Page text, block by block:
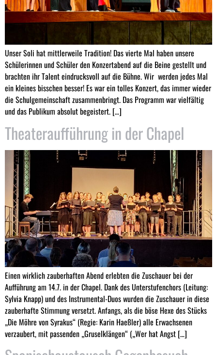
Unser Soli hat mittlerweile Tradition! Das vierte Mal haben unsere
Schülerinnen und Schüler den Konzertabend auf die Beine gestellt und
brachten ihr Talent eindrucksvoll auf die Bühne. Wir werden jedes Mal
ein kleines bisschen besser! Es war ein tolles Konzert, das immer wieder
die Schulgemeinschaft zusammenbringt. Das Programm war vielfältig
und das Publikum absolut begeistert. […]
Theateraufführung in der Chapel
Einen wirklich zauberhaften Abend erlebten die Zuschauer bei der
Aufführung am 14.7. in der Chapel. Dank des Unterstufenchors (Leitung:
Sylvia Knapp) und des Instrumental-Duos wurden die Zuschauer in diese
zauberhafte Stimmung versetzt. Anfangs, als die böse Hexe des Stücks
„Die Möhre von Syrakus“ (Regie: Karin Haeßler) alle Erwachsenen
verzaubert, mit passenden „Gruselklängen“ („Wer hat Angst […]